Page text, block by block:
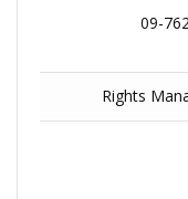
Rights